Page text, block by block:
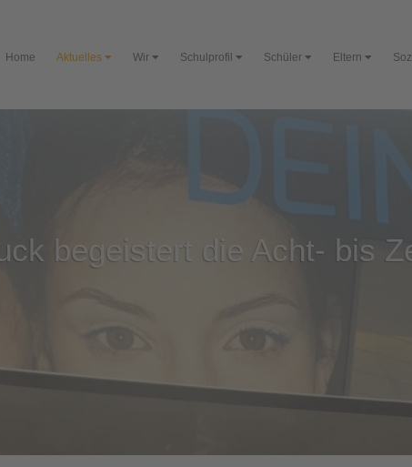
Home Aktuelles Wir Schulprofil Schüler Eltern
begeistert die Acht- bis